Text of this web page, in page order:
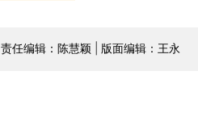
责任编辑：陈慧颖 | 版面编辑：王永